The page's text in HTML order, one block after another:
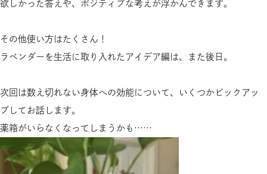
欲しかった答えや、ポジティブな考えが浮かんできます。
その他使い方はたくさん！
ラベンダーを生活に取り入れたアイデア編は、また後日。
次回は数え切れない身体への効能について、いくつかピックアッ
プしてお話します。
薬箱がいらなくなってしまうかも……